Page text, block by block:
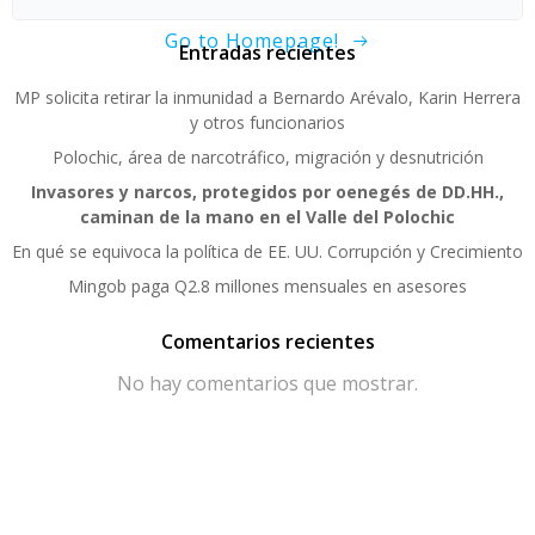
Go to Homepage!
Entradas recientes
MP solicita retirar la inmunidad a Bernardo Arévalo, Karin Herrera
y otros funcionarios
Polochic, área de narcotráfico, migración y desnutrición
Invasores y narcos, protegidos por oenegés de DD.HH.,
caminan de la mano en el Valle del Polochic
En qué se equivoca la política de EE. UU. Corrupción y Crecimiento
Mingob paga Q2.8 millones mensuales en asesores
Comentarios recientes
No hay comentarios que mostrar.